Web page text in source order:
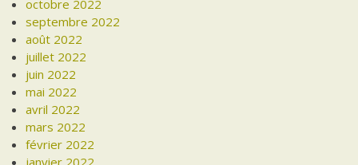
octobre 2022
septembre 2022
août 2022
juillet 2022
juin 2022
mai 2022
avril 2022
mars 2022
février 2022
janvier 2022